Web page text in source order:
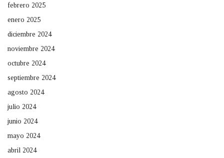
febrero 2025
enero 2025
diciembre 2024
noviembre 2024
octubre 2024
septiembre 2024
agosto 2024
julio 2024
junio 2024
mayo 2024
abril 2024